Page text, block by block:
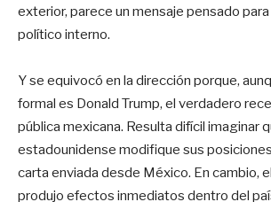
exterior, parece un mensaje pensado
político interno.
Y se equivocó en la dirección porque,
formal es Donald Trump, el verdadero
pública mexicana. Resulta difícil imaginar
estadounidense modifique sus
carta enviada desde México. En cambio,
produjo efectos inmediatos dentro del